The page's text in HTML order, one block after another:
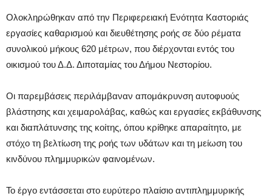
Ολοκληρώθηκαν από την Περιφερειακή Ενότητα Καστοριάς
εργασίες καθαρισμού και διευθέτησης ροής σε δύο ρέματα
συνολικού μήκους 620 μέτρων, που διέρχονται εντός του
οικισμού του Δ.Δ. Διποταμίας του Δήμου Νεστορίου.
Οι παρεμβάσεις περιλάμβαναν απομάκρυνση αυτοφυούς
βλάστησης και χειμαρολάβας, καθώς και εργασίες εκβάθυνσης
και διαπλάτυνσης της κοίτης, όπου κρίθηκε απαραίτητο, με
στόχο τη βελτίωση της ροής των υδάτων και τη μείωση του
κινδύνου πλημμυρικών φαινομένων.
Το έργο εντάσσεται στο ευρύτερο πλαίσιο αντιπλημμυρικής